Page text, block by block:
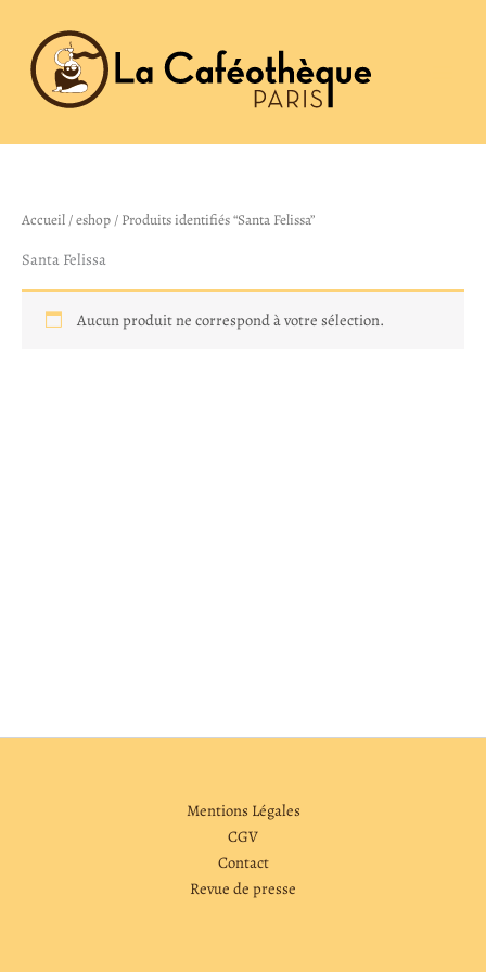
contenu
Accueil /eshop / Produits identifiés “Santa Felissa”
Santa Felissa
Aucun produit ne correspond à votre sélection.
Mentions Légales
CGV
Contact
Revue de presse